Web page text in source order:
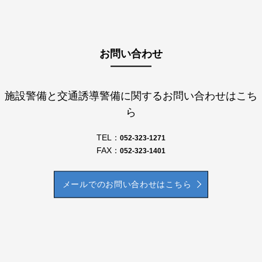
お問い合わせ
施設警備と交通誘導警備に関するお問い合わせはこち
ら
TEL： 052-323-1271
FAX： 052-323-1401
メールでのお問い合わせはこちら